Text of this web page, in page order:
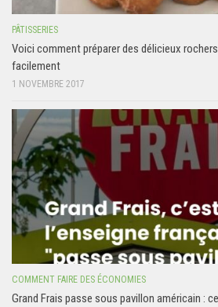
PÂTISSERIES
Voici comment préparer des délicieux
facilement
1 NOVEMBRE 2017
COMMENT FAIRE DES ÉCONOMIES
Grand Frais passe sous pavillon américain :